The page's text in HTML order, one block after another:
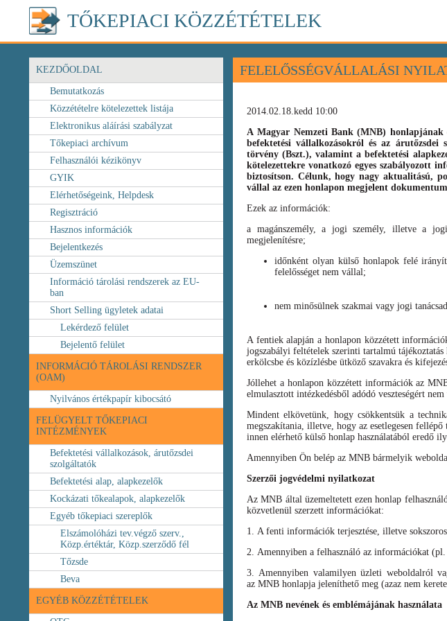
TŐKEPIACI KÖZZÉTÉTELEK
KEZDŐOLDAL
Bemutatkozás
Közzétételre kötelezettek listája
Elektronikus aláírási szabályzat
Tőkepiaci archívum
Felhasználói kézikönyv
GYIK
Elérhetőségeink, Helpdesk
Regisztráció
Hasznos információk
Bejelentkezés
Üzemszünet
Információ tárolási rendszerek az EU-
ban
Short Selling ügyletek adatai
Lekérdező felület
Bejelentő felület
INFORMÁCIÓ TÁROLÁSI RENDSZER
(OAM)
Nyilvános értékpapír kibocsátó
FELÜGYELT TŐKEPIACI
INTÉZMÉNYEK
Befektetési vállalkozások, árutőzsdei
szolgáltatók
Befektetési alap, alapkezelők
Kockázati tőkealapok, alapkezelők
Egyéb tőkepiaci szereplők
Elszámolóházi tev.végző szerv.,
Közp.értéktár, Közp.szerződő fél
Tőzsde
Beva
EGYÉB KÖZZÉTÉTELEK
FELELŐSSÉGVÁLLALÁSI
2014.02.18.kedd 10:00
A Magyar Nemzeti Bank (MNB) honlapjának
befektetési vállalkozásokról és az árutőzsdei
törvény(Bszt.), valaminta befektetési
kötelezettekre vonatkozó egyes szabályozott
biztosítson. Célunk, hogy nagy aktualitású,
vállal az ezen honlapon megjelent
Ezek az információk:
a magánszemély, a jogi személy, illetve a
megjelenítésre;
időnként olyan külső honlapok felé
felelősséget nem vállal;
nem minősülnek szakmai vagy jogi
A fentiek alapján a honlapon közzétett
jogszabályi feltételek szerinti tartalmú
erkölcsbe és közízlésbe ütköző szavakra és
Jóllehet a honlapon közzétett információk az
elmulasztott intézkedésből adódó veszteségért
Mindent elkövetünk, hogy csökkentsük a
megszakítania, illetve, hogy az esetlegesen
innen elérhető külső honlap használatából eredő
Amennyiben Ön belép az MNB bármelyik
Szerzői jogvédelmi nyilatkozat
Az MNB által üzemeltetett ezen honlap
közvetlenül szerzett információkat:
1. A fenti információk terjesztése, illetve
2. Amennyiben a felhasználó az információkat
3. Amennyiben valamilyen üzleti weboldalról
az MNB honlapja jeleníthető meg (azaz nem
Az MNB nevének és emblémájának használata